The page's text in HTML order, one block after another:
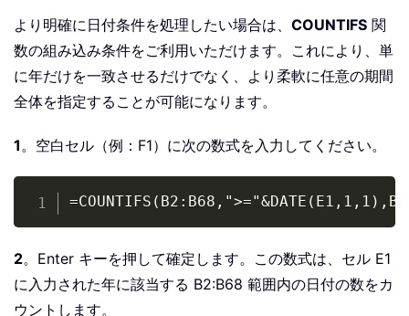
より明確に日付条件を処理したい場合は、 COUNTIFS 関
数の組み込み条件をご利用いただけます。これにより、単
に年だけを一致させるだけでなく、より柔軟に任意の期間
全体を指定することが可能になります。
1 。空白セル（例：F1）に次の数式を入力してください。
Copy
2。Enter キーを押して確定します。この数式は、セル E1
に入力された年に該当する B2:B68 範囲内の日付の数をカ
ウントします。